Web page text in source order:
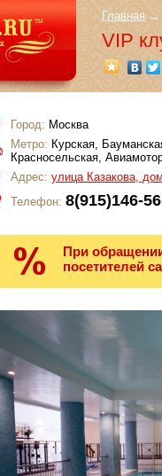
Главная →
VIP
Город: Москва
Метро: Курская,
Красносельская,
Адрес: улица Казакова,
Телефон: 8(915)146-
При
посетителей